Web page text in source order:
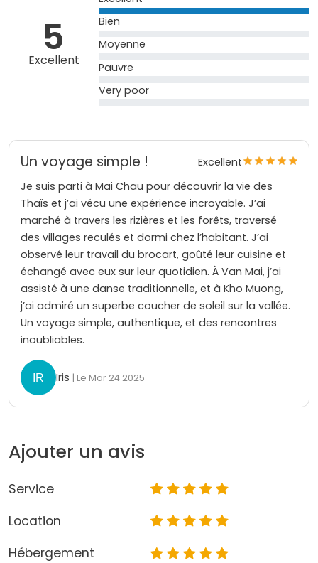
5
Excellent
Bien
Moyenne
Pauvre
Very poor
Un voyage simple !
Excellent
Je suis parti à Mai Chau pour découvrir la vie des
Thaïs et j’ai vécu une expérience incroyable. J’ai
marché à travers les rizières et les forêts, traversé
des villages reculés et dormi chez l’habitant. J’ai
observé leur travail du brocart, goûté leur cuisine et
échangé avec eux sur leur quotidien. À Van Mai, j’ai
assisté à une danse traditionnelle, et à Kho Muong,
j’ai admiré un superbe coucher de soleil sur la vallée.
Un voyage simple, authentique, et des rencontres
inoubliables.
Iris | Le Mar 24 2025
Ajouter un avis
Service
Location
Hébergement